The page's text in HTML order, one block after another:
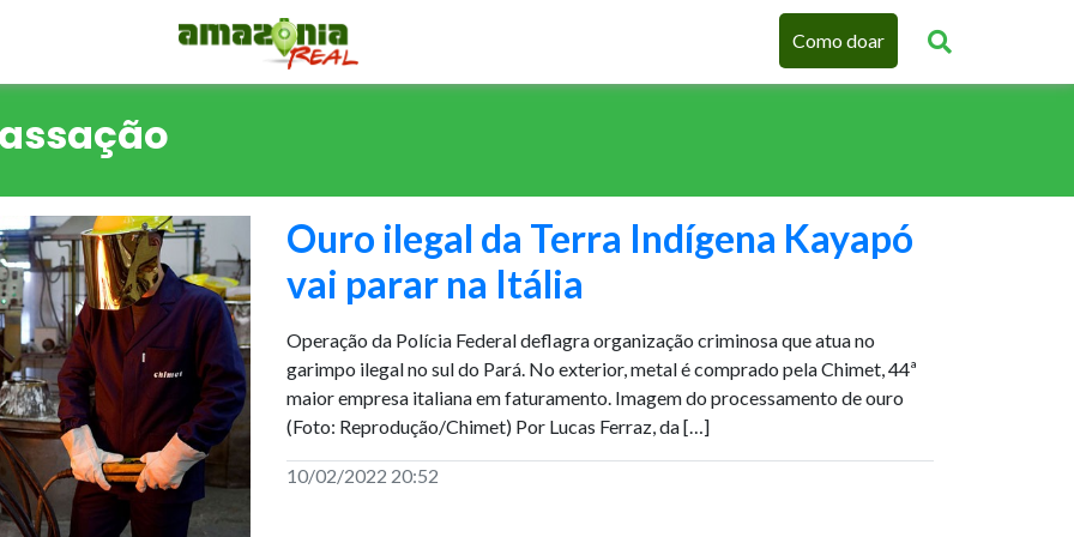
Como doar
Ouro ilegal da Terra Indígena Kayapó
vai parar na Itália
Operação da Polícia Federal deflagra organização criminosa que atua no
garimpo ilegal no sul do Pará. No exterior, metal é comprado pela Chimet, 44ª
maior empresa italiana em faturamento. Imagem do processamento de ouro
(Foto: Reprodução/Chimet) Por Lucas Ferraz, da […]
10/02/2022 20:52